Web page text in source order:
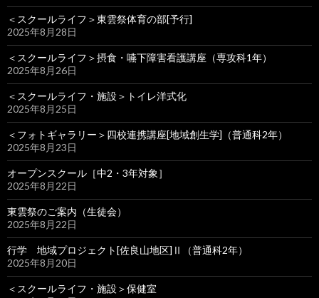
＜スクールライフ＞東雲祭体育の部[予行]
2025年8月28日
＜スクールライフ＞摂食・嚥下障害看護講座（専攻科1年）
2025年8月26日
＜スクールライフ・施設＞トイレ洋式化
2025年8月25日
＜フォトギャラリー＞四校連携講座[地域創生学]（普通科2年）
2025年8月23日
オープンスクール［中2・3年対象］
2025年8月22日
東雲祭のご案内（生徒会）
2025年8月22日
行学 地域プロジェクト[佐良山地区]Ⅱ（普通科2年）
2025年8月20日
＜スクールライフ・施設＞保健室